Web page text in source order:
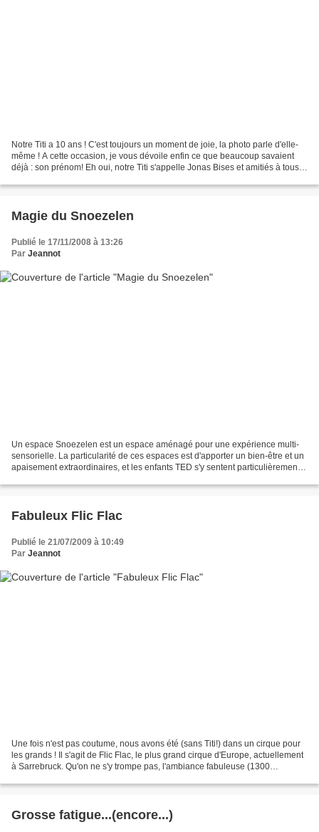
Notre Titi a 10 ans ! C'est toujours un moment de joie, la photo parle d'elle-
même ! A cette occasion, je vous dévoile enfin ce que beaucoup savaient
déjà : son prénom! Eh oui, notre Titi s'appelle Jonas Bises et amitiés à tous,
Magie du Snoezelen
Publié le 17/11/2008 à 13:26
Par Jeannot
Un espace Snoezelen est un espace aménagé pour une expérience multi-
sensorielle. La particularité de ces espaces est d'apporter un bien-être et un
apaisement extraordinaires, et les enfants TED s'y sentent particulièrement
Fabuleux Flic Flac
Publié le 21/07/2009 à 10:49
Par Jeannot
Une fois n'est pas coutume, nous avons été (sans Titi!) dans un cirque pour
les grands ! Il s'agit de Flic Flac, le plus grand cirque d'Europe, actuellement
à Sarrebruck. Qu'on ne s'y trompe pas, l'ambiance fabuleuse (1300
Grosse fatigue...(encore...)